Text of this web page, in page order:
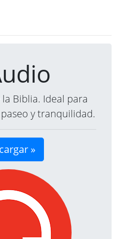
Biblia. Ideal para
y tranquilidad.
»